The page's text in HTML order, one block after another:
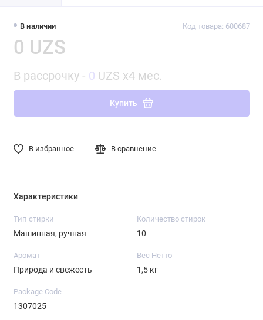
В наличии Код товара: 600687
0 UZS
В рассрочку - 0 UZS x4 мес.
Купить
В избранное В сравнение
Характеристики
Тип стирки
Машинная, ручная
Количество стирок
10
Аромат
Природа и свежесть
Вес Нетто
1,5 кг
Package Code
1307025